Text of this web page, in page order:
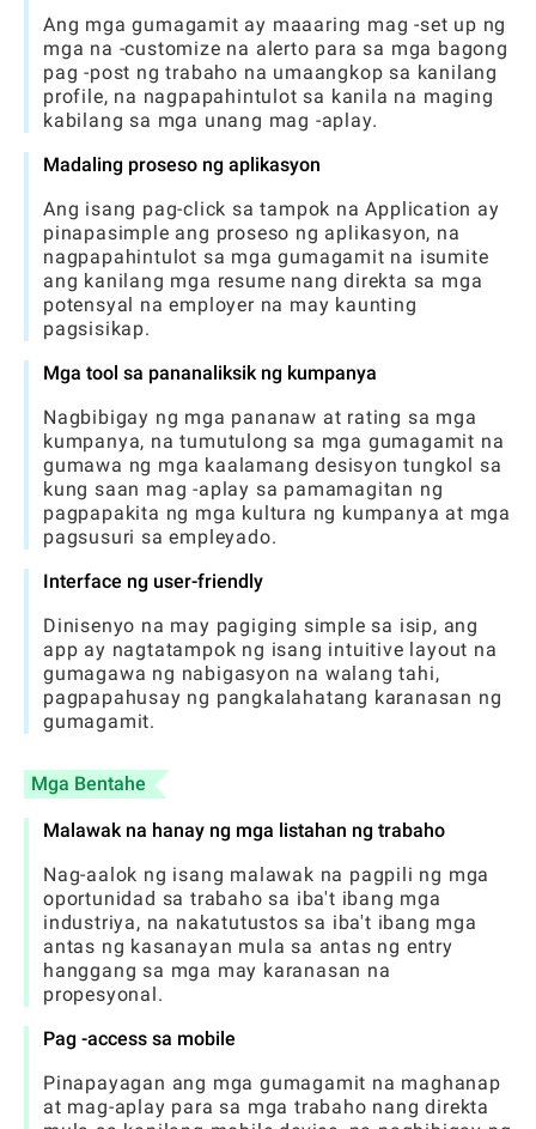
Ang mga gumagamit ay maaaring mag -set up ng
mga na -customize na alerto para sa mga bagong
pag -post ng trabaho na umaangkop sa kanilang
profile, na nagpapahintulot sa kanila na maging
kabilang sa mga unang mag -aplay.
Madaling proseso ng aplikasyon
Ang isang pag-click sa tampok na Application ay
pinapasimple ang proseso ng aplikasyon, na
nagpapahintulot sa mga gumagamit na isumite
ang kanilang mga resume nang direkta sa mga
potensyal na employer na may kaunting
pagsisikap.
Mga tool sa pananaliksik ng kumpanya
Nagbibigay ng mga pananaw at rating sa mga
kumpanya, na tumutulong sa mga gumagamit na
gumawa ng mga kaalamang desisyon tungkol sa
kung saan mag -aplay sa pamamagitan ng
pagpapakita ng mga kultura ng kumpanya at mga
pagsusuri sa empleyado.
Interface ng user-friendly
Dinisenyo na may pagiging simple sa isip, ang
app ay nagtatampok ng isang intuitive layout na
gumagawa ng nabigasyon na walang tahi,
pagpapahusay ng pangkalahatang karanasan ng
gumagamit.
Mga Bentahe
Malawak na hanay ng mga listahan ng trabaho
Nag-aalok ng isang malawak na pagpili ng mga
oportunidad sa trabaho sa iba't ibang mga
industriya, na nakatutustos sa iba't ibang mga
antas ng kasanayan mula sa antas ng entry
hanggang sa mga may karanasan na
propesyonal.
Pag -access sa mobile
Pinapayagan ang mga gumagamit na maghanap
at mag-aplay para sa mga trabaho nang direkta